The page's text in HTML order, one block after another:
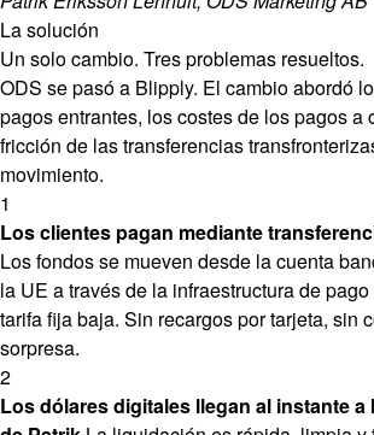
La solución
Un solo cambio. Tres problemas resueltos.
ODS se pasó a Blipply. El cambio abordó
pagos entrantes, los costes de los pagos a
fricción de las transferencias
movimiento.
1
Los clientes pagan mediante
Los fondos se mueven desde la cuenta
la UE a través de la infraestructura de
tarifa fija baja. Sin recargos por tarjeta, sin
sorpresa.
2
Los dólares digitales llegan al instante